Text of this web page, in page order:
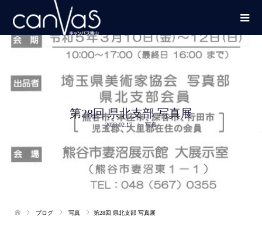
第28回 県北支部 写真展
2023.02.17 写真
ブログ 写真 第28回 県北支部 写真展